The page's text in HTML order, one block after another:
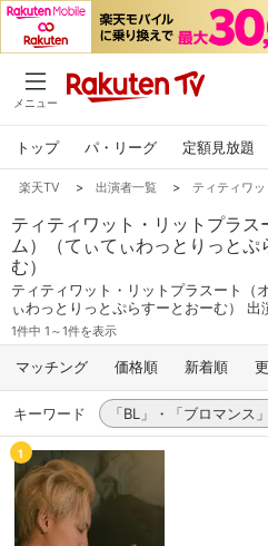
メニュー
トップ パ・リーグ 定額見放題
楽天TV > 出演者一覧 > ティティワ
ティティワット・リットプラス
ム）（てぃてぃわっとりっとぷ
む）
ティティワット・リットプラスート（
ぃわっとりっとぷらすーとおーむ） 出
1件中 1～1件を表示
マッチング 価格順 新着順
キーワード 「BL」・「ブロマンス
1